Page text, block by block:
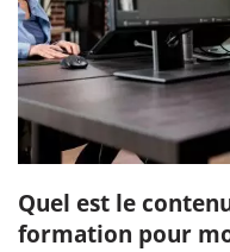
Quel est le
formation pour